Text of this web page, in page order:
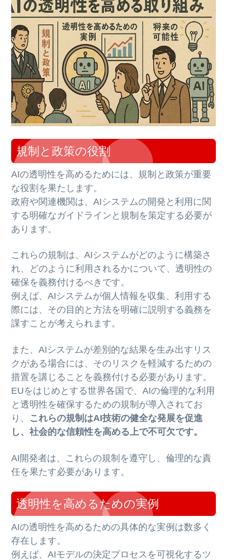
規制と政策の役割
AIの透明性を高めるためには、規制と政策が重要
な役割を果たします。
政府や関連機関は、AIシステムの開発と利用に関
する明確なガイドラインと規制を策定する必要が
あります。
これらの規制は、AIシステムがどのように構築さ
れ、どのように利用されるかについて、透明性の
確保を義務付けるべきです。
例えば、AIシステムが個人情報を収集、利用する
際には、その目的と方法を明確に説明する義務を
課すことが考えられます。
また、AIシステムが差別的な結果を生み出すリス
クがある場合には、そのリスクを軽減するための
措置を講じることを義務付ける必要があります。
EUをはじめとする世界各国で、AIの倫理的な利用
と透明性を確保するための規制が導入されてお
り、 これらの規制はAI技術の健全な発展を促進
し、社会的な信頼性を高める上で不可欠です。
AI開発者は、これらの規制を遵守し、倫理的な責
任を果たす必要があります。
透明性を高めるための実例
AIの透明性を高めるための具体的な実例は数多く
存在します。
例えば、AIモデルの決定プロセスを可視化するツ